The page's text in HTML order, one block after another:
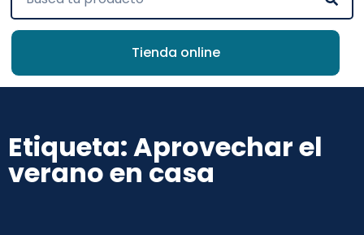
Tienda online
Etiqueta: Aprovechar el
verano en casa